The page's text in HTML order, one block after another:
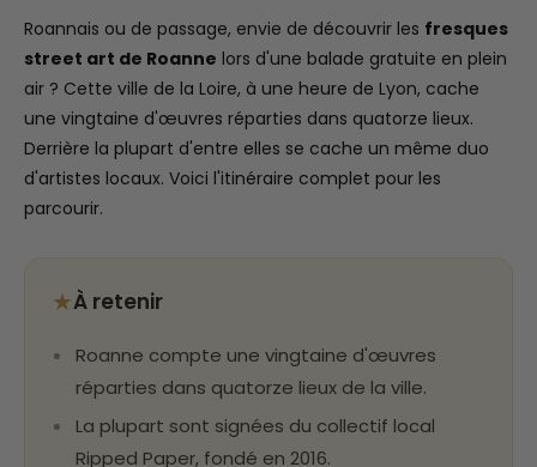
Roannais ou de passage, envie de découvrir les fresques
street art de Roanne lors d'une balade gratuite en plein
air ? Cette ville de la Loire, à une heure de Lyon, cache
une vingtaine d'œuvres réparties dans quatorze lieux.
Derrière la plupart d'entre elles se cache un même duo
d'artistes locaux. Voici l'itinéraire complet pour les
parcourir.
★À retenir
Roanne compte une vingtaine d'œuvres
réparties dans quatorze lieux de la ville.
La plupart sont signées du collectif local
Ripped Paper, fondé en 2016.